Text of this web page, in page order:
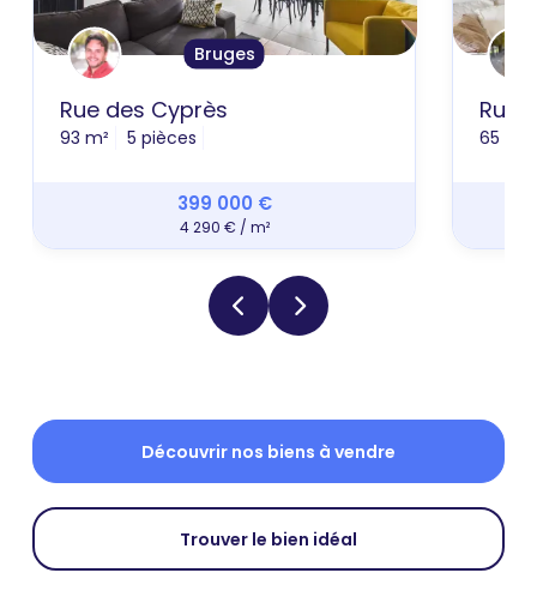
Bruges
Rue des Cyprès
93 m² 5 pièces
399 000 €
4 290 € / m²
Rue
65 m²
Découvrir nos biens à vendre
Trouver le bien idéal